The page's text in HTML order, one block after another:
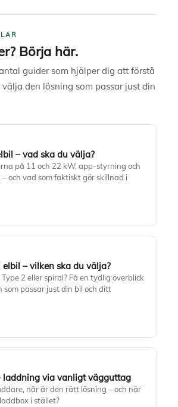
Börja här.
guider som hjälper dig att förstå
den lösning som passar just din
– vad ska du välja?
på 11 och 22 kW, app-styrning och
och vad som faktiskt gör skillnad i
– vilken ska du välja?
2 eller spiral? Få en tydlig överblick
som passar just din bil och ditt
laddning via vanligt vägguttag
när är den rätt lösning – och när
i stället?